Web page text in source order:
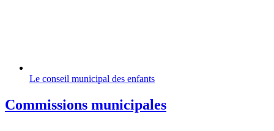
Le conseil municipal des enfants
Commissions municipales